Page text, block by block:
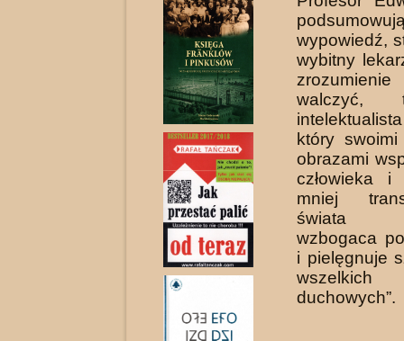
wypowiedź,
wybitny
walczyć,
który
obrazami
człowieka
mniej
świata
wzbogaca
i pielęgnuje
duchowych”.